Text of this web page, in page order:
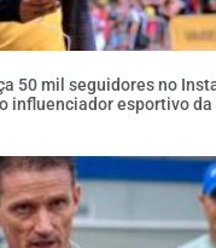
50 mil seguidores no
influenciador esportivo da